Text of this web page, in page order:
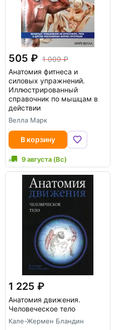
505
1 009
Анатомия фитнеса и
силовых упражнений.
Иллюстрированный
справочник по мышцам в
действии
Велла Марк
В корзину
9 августа (Вс)
1 225
Анатомия движения.
Человеческое тело
Кале-Жермен Бландин